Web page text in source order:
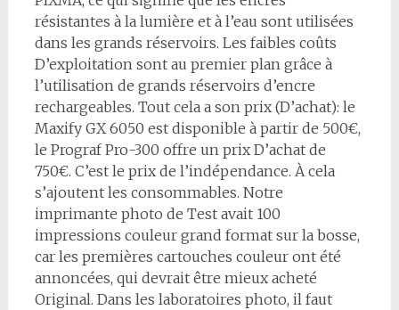
résistantes à la lumière et à l’eau sont utilisées
dans les grands réservoirs. Les faibles coûts
D’exploitation sont au premier plan grâce à
l’utilisation de grands réservoirs d’encre
rechargeables. Tout cela a son prix (D’achat): le
Maxify GX 6050 est disponible à partir de 500€,
le Prograf Pro-300 offre un prix D’achat de
750€. C’est le prix de l’indépendance. À cela
s’ajoutent les consommables. Notre
imprimante photo de Test avait 100
impressions couleur grand format sur la bosse,
car les premières cartouches couleur ont été
annoncées, qui devrait être mieux acheté
Original. Dans les laboratoires photo, il faut